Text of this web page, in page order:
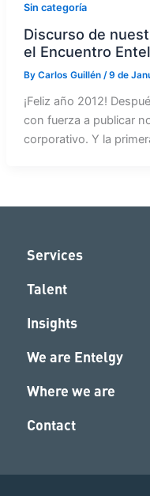
Sin categoría
Discurso de
el Encuentro
By Carlos Guillén /9 de
¡Feliz año 2012!
con fuerza a publicar
corporativo. Y la
Services
Talent
Insights
We are Entelgy
Where we are
Contact